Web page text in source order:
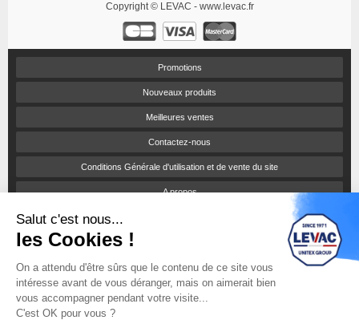
Copyright © LEVAC - www.levac.fr
Promotions
Nouveaux produits
Meilleures ventes
Contactez-nous
Conditions Générale d'utilisation et de vente du site
A propos
Politique de confidentialité
Catalogues et tarifs
Engagement RSE
Salut c'est nous...
les Cookies !
On a attendu d'être sûrs que le contenu de ce site vous
intéresse avant de vous déranger, mais on aimerait bien
vous accompagner pendant votre visite...
C'est OK pour vous ?